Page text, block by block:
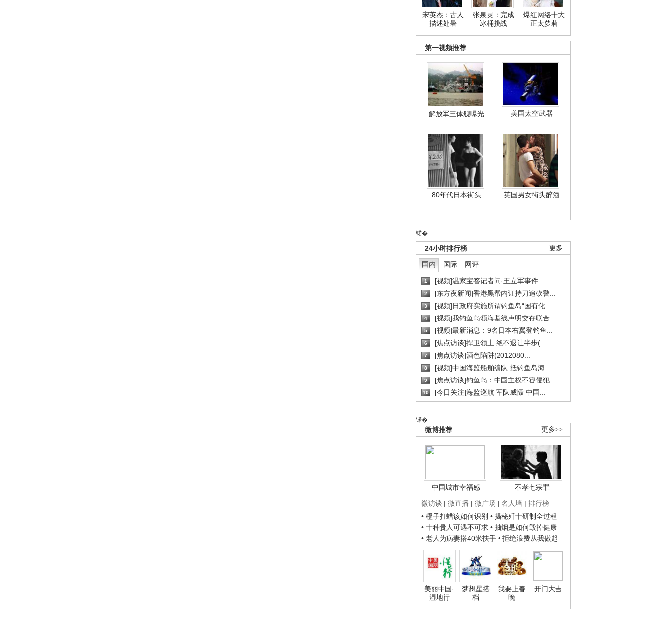
宋英杰：古人
描述处暑
张泉灵：完成
冰桶挑战
爆红网络十大
正太萝莉
第一视频推荐
解放军三体舰曝光 美国太空武器
80年代日本街头 英国男女街头醉酒
锘�
更多
24小时排行榜
国内 国际 网评
1 [视频]温家宝答记者问·王立军事件
2 [东方夜新闻]香港黑帮内讧持刀追砍警...
3 [视频]日政府实施所谓钓鱼岛“国有化...
4 [视频]我钓鱼岛领海基线声明交存联合...
5 [视频]最新消息：9名日本右翼登钓鱼...
6 [焦点访谈]捍卫领土 绝不退让半步(...
7 [焦点访谈]酒色陷阱(2012080...
8 [视频]中国海监船舶编队 抵钓鱼岛海...
9 [焦点访谈]钓鱼岛：中国主权不容侵犯...
10 [今日关注]海监巡航 军队威慑 中国...
锘�
更多>>
微博推荐
中国城市幸福感
不孝七宗罪
微访谈 | 微直播 | 微广场 | 名人墙 | 排行榜
• 橙子打蜡该如何识别 • 揭秘歼十研制全过程
• 十种贵人可遇不可求 • 抽烟是如何毁掉健康
• 老人为病妻搭40米扶手 • 拒绝浪费从我做起
美丽中国·
湿地行
梦想星搭
档
我要上春
晚
开门大吉